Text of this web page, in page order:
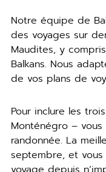
Notre équipe de
des voyages sur
Maudites, y
Balkans. Nous
de vos plans de
Pour inclure les
Monténégro –
randonnée. La
septembre, et